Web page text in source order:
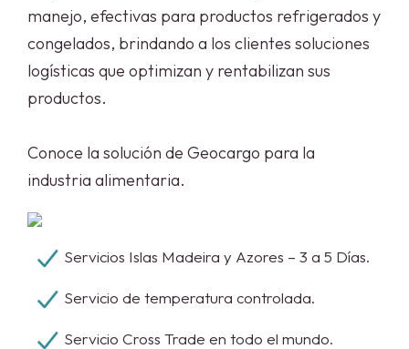
manejo, efectivas para productos refrigerados y
congelados, brindando a los clientes soluciones
logísticas que optimizan y rentabilizan sus
productos.
Conoce la solución de Geocargo para la
industria alimentaria.
Servicios Islas Madeira y Azores – 3 a 5 Días.
Servicio de temperatura controlada.
Servicio Cross Trade en todo el mundo.